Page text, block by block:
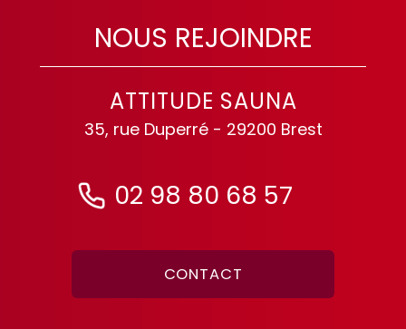
NOUS REJOINDRE
ATTITUDE SAUNA
35, rue Duperré - 29200 Brest
02 98 80 68 57
CONTACT